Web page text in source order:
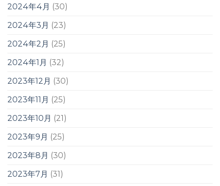
2024年4月 (30)
2024年3月 (23)
2024年2月 (25)
2024年1月 (32)
2023年12月 (30)
2023年11月 (25)
2023年10月 (21)
2023年9月 (25)
2023年8月 (30)
2023年7月 (31)